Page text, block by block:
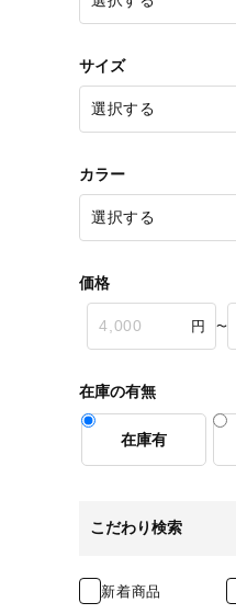
サイズ
カラー
価格
〜
在庫の有無
在庫有
こだわり検索
新着商品